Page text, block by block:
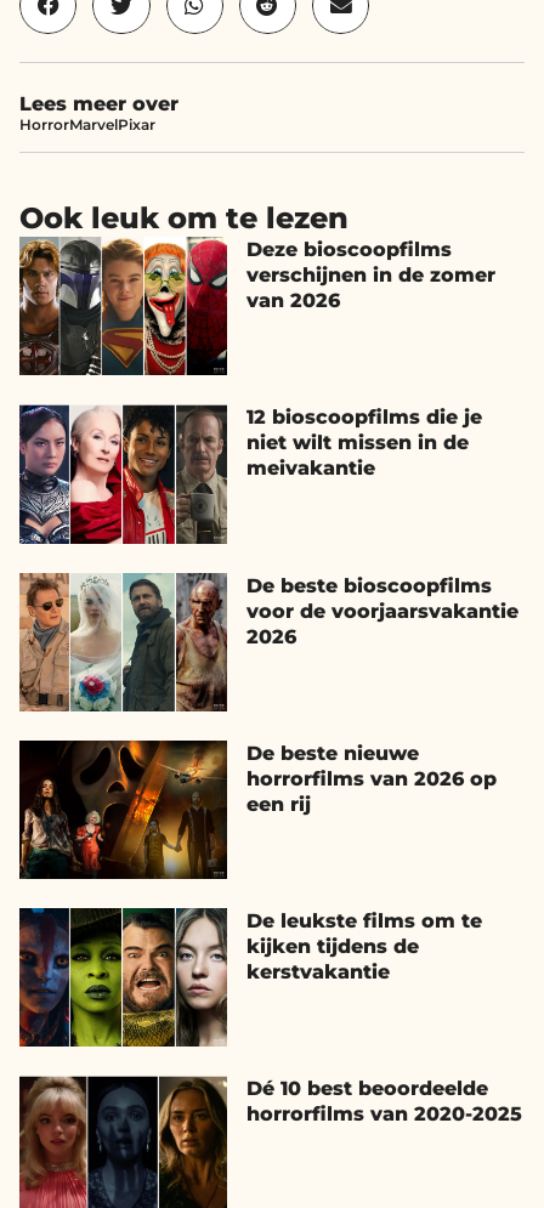
Lees meer over
HorrorMarvelPixar
Ook leuk om te lezen
Deze bioscoopfilms
verschijnen in de zomer
van 2026
12 bioscoopfilms die je
niet wilt missen in de
meivakantie
De beste bioscoopfilms
voor de voorjaarsvakantie
2026
De beste nieuwe
horrorfilms van 2026 op
een rij
De leukste films om te
kijken tijdens de
kerstvakantie
Dé 10 best beoordeelde
horrorfilms van 2020-2025